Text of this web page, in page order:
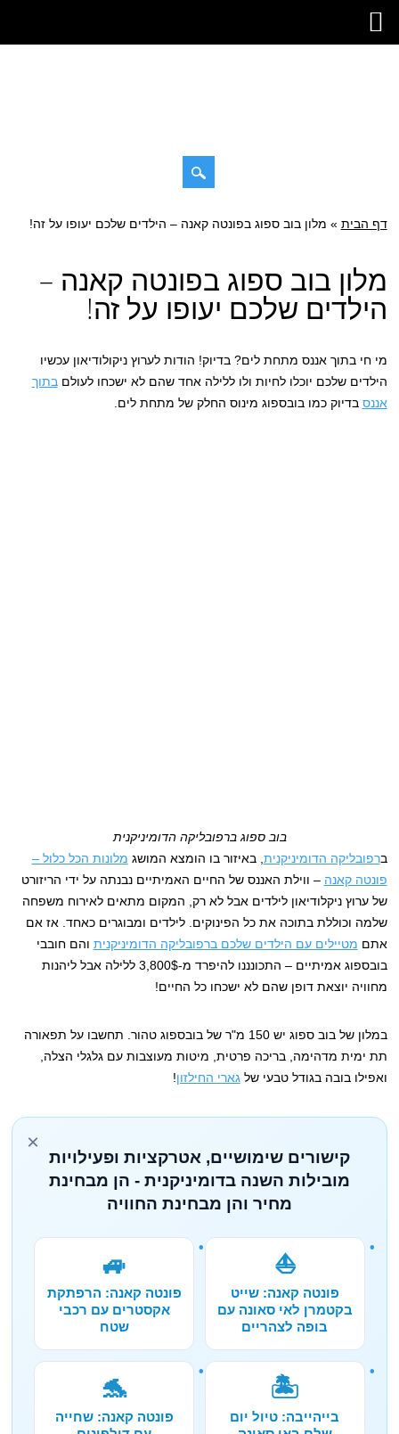
תפריט ראשי
דילוג
דף הבית » מלון בוב ספוג בפונטה קאנה – הילדים שלכם יעופו על זה!
מלון בוב ספוג בפונטה קאנה –
הילדים שלכם יעופו על זה!
מי חי בתוך אננס מתחת לים? בדיוק! הודות לערוץ ניקולודיאון עכשיו
הילדים שלכם יוכלו לחיות ולו ללילה אחד שהם לא ישכחו לעולםבתוך
אננס בדיוק כמו בובספוג מינוס החלק של מתחת לים.
בוב ספוג ברפובליקה הדומיניקנית
ברפובליקה הדומיניקנית , באיזור בו הומצא המושג מלונות הכל כלול –
פונטה קאנה – ווילת האננס של החיים האמיתיים נבנתה על ידי הריזורט
של ערוץ ניקלודיאון לילדים אבל לא רק, המקום מתאים לאירוח משפחה
שלמה וכוללת בתוכה את כל הפינוקים. לילדים ומבוגרים כאחד. אז אם
אתם מטיילים עם הילדים שלכם ברפובליקה הדומיניקנית והם חובבי
בובספוג אמיתיים – התכונננו להיפרד מ-3,800$ ללילה אבל ליהנות
מחוויה יוצאת דופן שהם לא ישכחו כל החיים!
במלון של בוב ספוג יש 150 מ"ר של בובספוג טהור. תחשבו על תפאורה
תת ימית מדהימה, בריכה פרטית, מיטות מעוצבות עם גלגלי הצלה,
ואפילו בובה בגודל טבעי שלגארי החילזון!
×
קישורים שימושיים, אטרקציות ופעילויות
מובילות השנה בדומיניקנית - הן מבחינת
מחיר והן מבחינת החוויה
⛵
פונטה קאנה: שייט
בקטמרן לאי סאונה עם
בופה לצהריים
🚙
פונטה קאנה: הרפתקת
אקסטרים עם רכבי
שטח
🏝️
בייהייבה: טיול יום
🐬
פונטה קאנה: שחייה